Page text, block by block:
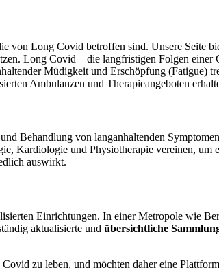
von Long Covid betroffen sind. Unsere Seite
Long Covid – die langfristigen Folgen
Müdigkeit und Erschöpfung (Fatigue)
Ambulanzen und Therapieangeboten
Behandlung von langanhaltenden
Kardiologie und Physiotherapie vereinen,
auswirkt.
Einrichtungen. In einer Metropole wie
aktualisierte und übersichtliche
zu leben, und möchten daher eine